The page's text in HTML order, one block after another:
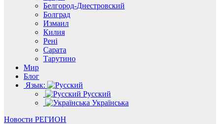
Белгород-Днестровский
Болград
Измаил
Килия
Рені
Сарата
Тарутино
Мир
Блог
Язык:
Русский
Українська
Новости РЕГИОН